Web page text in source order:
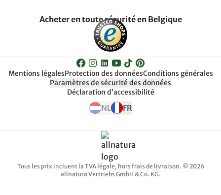
Acheter en toute sécurité en Belgique
Mentions légalesProtection des donnéesConditions générales
Paramètres de sécurité des données
Déclaration d’accessibilité
NL FR
Tous les prix incluent la TVA légale, hors frais de livraison. © 2026
allnatura Vertriebs GmbH & Co. KG.